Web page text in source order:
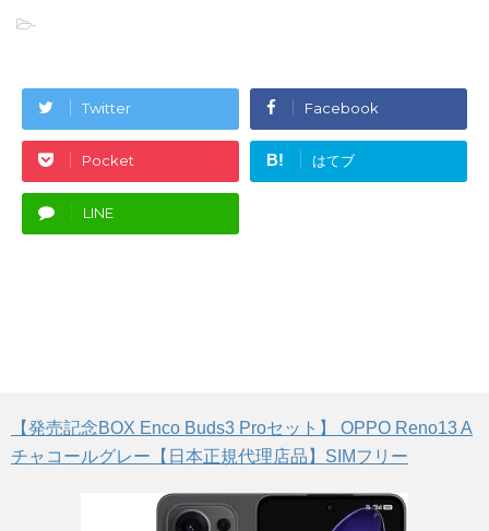
-
Twitter Facebook
Pocket B! はてブ
LINE
【発売記念BOX Enco Buds3 Proセット】 OPPO Reno13 A
チャコールグレー【日本正規代理店品】SIMフリー